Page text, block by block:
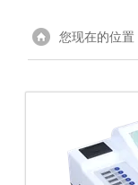
您现在的位置